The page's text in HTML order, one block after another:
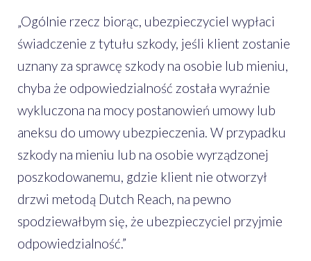
„Ogólnie rzecz biorąc, ubezpieczyciel wypłaci
świadczenie z tytułu szkody, jeśli klient zostanie
uznany za sprawcę szkody na osobie lub mieniu,
chyba że odpowiedzialność została wyraźnie
wykluczona na mocy postanowień umowy lub
aneksu do umowy ubezpieczenia. W przypadku
szkody na mieniu lub na osobie wyrządzonej
poszkodowanemu, gdzie klient nie otworzył
drzwi metodą Dutch Reach, na pewno
spodziewałbym się, że ubezpieczyciel przyjmie
odpowiedzialność.”